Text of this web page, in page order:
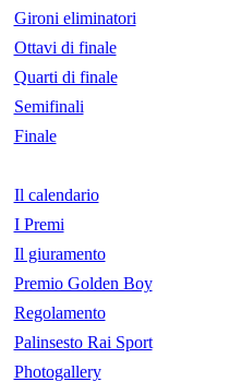
Gironi eliminatori
Ottavi di finale
Quarti di finale
Semifinali
Finale
Il calendario
I Premi
Il giuramento
Premio Golden Boy
Regolamento
Palinsesto Rai Sport
Photogallery